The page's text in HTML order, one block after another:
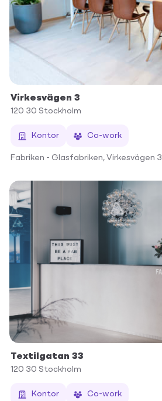
Virkesvägen 3
120 30 Stockholm
Kontor Co-work
Fabriken - Glasfabriken, Virkesvägen 3
Textilgatan 33
120 30 Stockholm
Kontor Co-work